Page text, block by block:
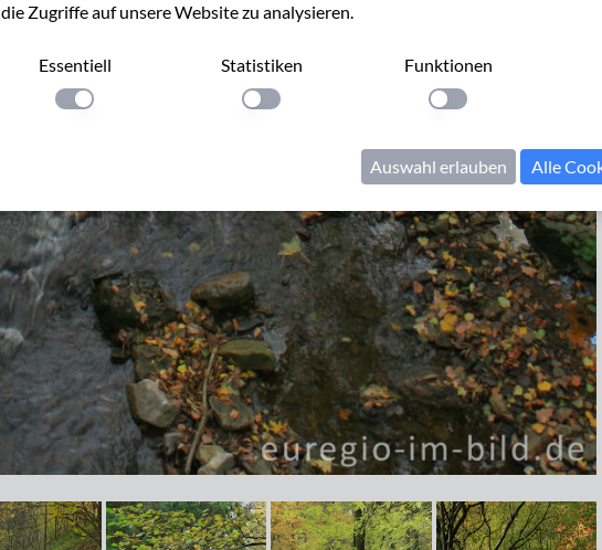
die Zugriffe auf unsere Website zu analysieren.
Essentiell
Einstellung anwenden
Statistiken
Einstellung anwenden
Funktionen
Einstellung anwenden
Auswahl erlauben Alle